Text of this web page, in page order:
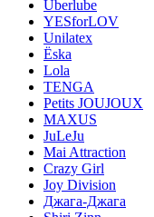
Überlube
YESforLOV
Unilatex
Ёska
Lola
TENGA
Petits JOUJOUX
MAXUS
JuLeJu
Mai Attraction
Crazy Girl
Joy Division
Джага-Джага